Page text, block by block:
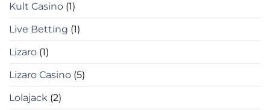
Kult Casino (1)
Live Betting (1)
Lizaro (1)
Lizaro Casino (5)
Lolajack (2)